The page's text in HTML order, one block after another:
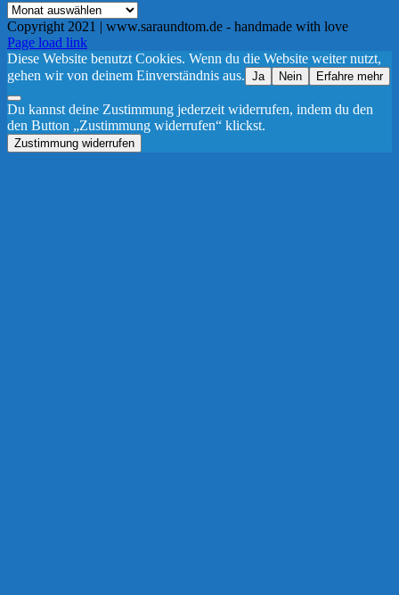
Archiv
Copyright 2021 | www.saraundtom.de - handmade with love
Instagram
Page load link
Diese Website benutzt Cookies. Wenn du die Website weiter nutzt,
gehen wir von deinem Einverständnis aus. Ja Nein Erfahre mehr
Du kannst deine Zustimmung jederzeit widerrufen, indem du den
den Button „Zustimmung widerrufen“ klickst.
Zustimmung widerrufen